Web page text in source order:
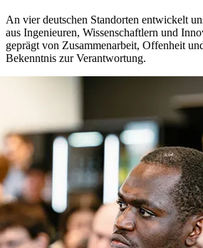
An vier deutschen Standorten entwickelt
aus Ingenieuren, Wissenschaftlern und
geprägt von Zusammenarbeit, Offenheit
Bekenntnis zur Verantwortung.